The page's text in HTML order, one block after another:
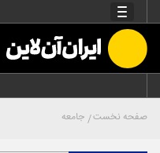
صفحه نخست جامعه